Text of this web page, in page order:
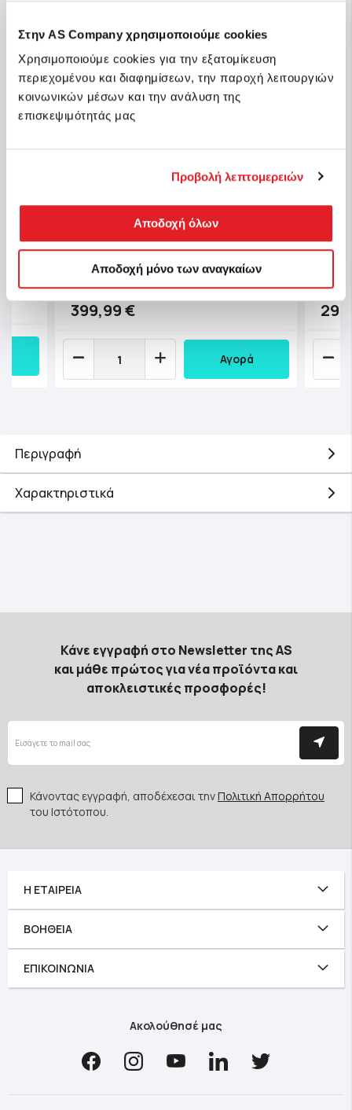
Στην AS Company χρησιμοποιούμε cookies
Χρησιμοποιούμε cookies για την εξατομίκευση
περιεχομένου και διαφημίσεων, την παροχή λειτουργιών
κοινωνικών μέσων και την ανάλυση της
επισκεψιμότητάς μας
Προβολή λεπτομερειών
Αποδοχή όλων
Αποδοχή μόνο των αναγκαίων
Chicco Καρότσι Μωρού Bellagio 2
Lunar Rock για Παιδί έως 22kg
Κωδ.: O09-87183-40
399,99 €
Άμεσα διαθέσιμο
Αγορά
22kg
Περιγραφή
Χαρακτηριστικά
Κάνε εγγραφή στο Newsletter της AS
και μάθε πρώτος για νέα προϊόντα και
αποκλειστικές προσφορές!
Κάνοντας εγγραφή, αποδέχεσαι τηνΠολιτική Απορρήτου
του Ιστότοπου.
Η ΕΤΑΙΡΕΊΑ
ΒΟΉΘΕΙΑ
ΕΠΙΚΟΙΝΩΝΊΑ
Ακολούθησέ μας